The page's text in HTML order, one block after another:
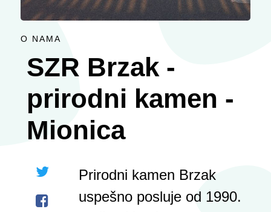
O NAMA
SZR Brzak -
prirodni kamen -
Mionica
Prirodni kamen Brzak
uspešno posluje od 1990.